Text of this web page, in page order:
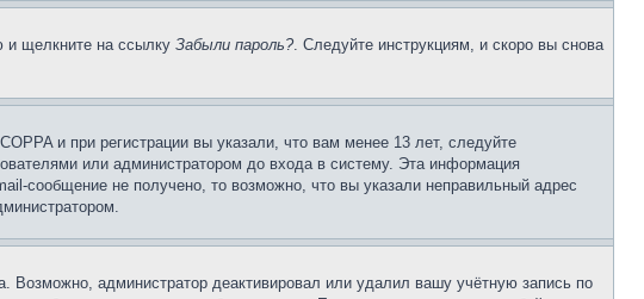
и щелкните на ссылку Забыли пароль?. Следуйте инструкциям, и скоро вы снова
и при регистрации вы указали, что вам менее 13 лет, следуйте
или администратором до входа в систему. Эта информация
сообщение не получено, то возможно, что вы указали неправильный адрес
Возможно, администратор деактивировал или удалил вашу учётную запись по